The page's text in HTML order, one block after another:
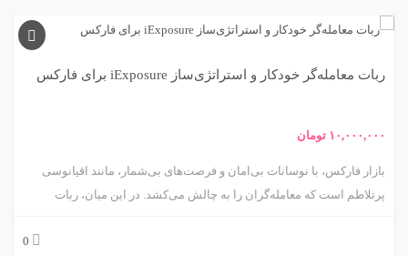
قدرت و سرعت تغییرات قیمت را اندازه‌گیری می‌کند، به معامله‌گران کمک
می‌کند تا با استراتژی‌های مبتنی بر شتاب بازار، معاملات موفقی انجام دهند.
ربات معامله‌گر خودکار و استراتژی‌ساز iExposure برای فارکس
۱۰,۰۰۰,۰۰۰ تومان
بازار فارکس، با نوسانات بی‌امان و فرصت‌های بی‌شمار، مانند اقیانوسی
پرتلاطم است که معامله‌گران را به چالش می‌کشد. در این میان، ربات
0